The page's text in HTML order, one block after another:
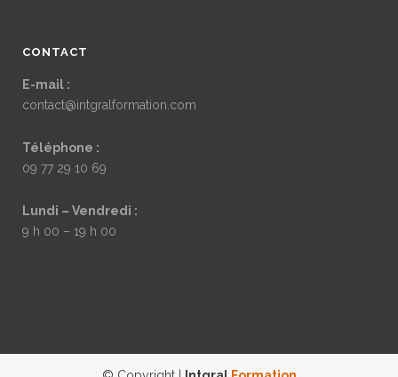
CONTACT
E-mail :
contact@intgralformation.com
Téléphone :
09 77 29 10 69
Lundi – Vendredi :
9 h 00 – 19 h 00